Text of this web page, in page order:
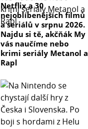
Netflix a 30
nejoblíbenějších filmů
a seriálů v srpnu 2026.
Najdu si tě, akčňák My
vás naučíme nebo
krimi seriály Metanol a
Rapl